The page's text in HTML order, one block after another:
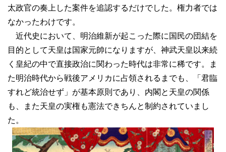
太政官の奏上した案件を追認するだけでした。権力者では
なかったわけです。
近代史において、明治維新が起こった際に国民の団結を
目的として天皇は国家元帥になりますが、神武天皇以来続
く皇紀の中で直接政治に関わった時代は非常に稀です。ま
た明治時代から戦後アメリカに占領されるまでも、「君臨
すれど統治せず」が基本原則であり、内閣と天皇の関係
も、また天皇の実権も憲法できちんと制約されていまし
た。